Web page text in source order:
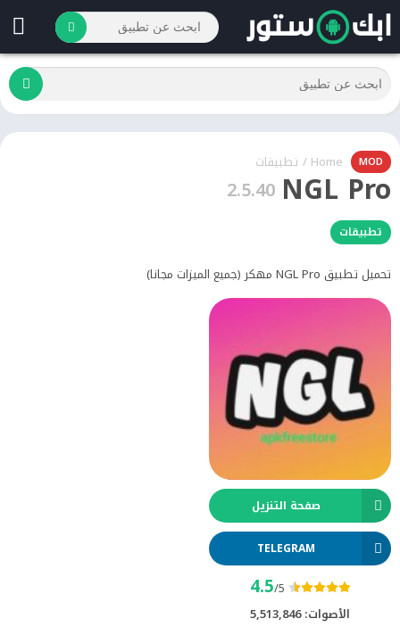
MOD
Home
/ تطبيقات
NGL Pro
2.5.40
تطبيقات
تحميل تطبيق NGL Pro مهكر (جميع الميزات مجانا)
صفحة التنزيل
TELEGRAM
4.5/5
الأصوات:5,513,846